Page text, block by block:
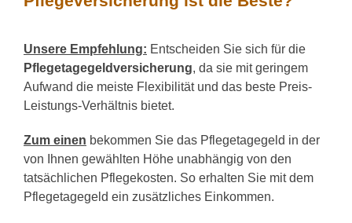
Unsere Empfehlung: Entscheiden Sie sich für die
Pflegetagegeldversicherung, da sie mit geringem
Aufwand die meiste Flexibilität und das beste Preis-
Leistungs-Verhältnis bietet.
Zum einen bekommen Sie das Pflegetagegeld in der
von Ihnen gewählten Höhe unabhängig von den
tatsächlichen Pflegekosten. So erhalten Sie mit dem
Pflegetagegeld ein zusätzliches Einkommen.